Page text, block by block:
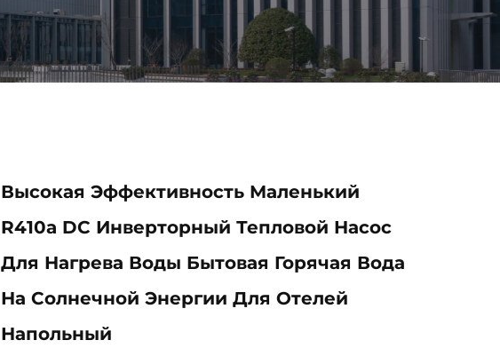
Высокая Эффективность Маленький
R410a DC Инверторный Тепловой Насос
Для Нагрева Воды Бытовая Горячая Вода
На Солнечной Энергии Для Отелей
Напольный